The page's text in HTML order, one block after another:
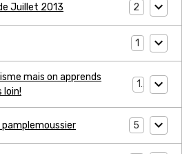
Juillet 2013 2
1
mais on apprends
loin!
1
5